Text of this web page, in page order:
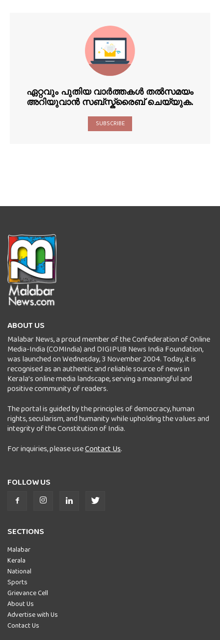
ഏറ്റവും പുതിയ വാർത്തകൾ തൽസമയം
അറിയുവാൻ സബ്സ്ക്രൈബ് ചെയ്യുക.
SUBSCRIBE
ABOUT US
Malabar News, a proud member of the Confederation of Online
Media-India (COMIndia) and DIGIPUB News India Foundation,
was launched on Wednesday, 3 November 2004. Today, it is
recognised as an authentic and reliable source of news in
Kerala’s online media landscape, serving a meaningful and
positive community of readers.
The portal is guided by the principles of democracy, human
rights, secularism, and humanity while upholding the values and
integrity of the Constitution of India.
For inquiries, please useContact Us.
FOLLOW US
SECTIONS
Malabar
Kerala
National
Sports
Grievance Cell
About Us
Advertise with Us
Contact Us